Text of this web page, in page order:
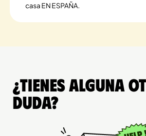
casa EN ESPAÑA.
¿Tienes alguna
duda?